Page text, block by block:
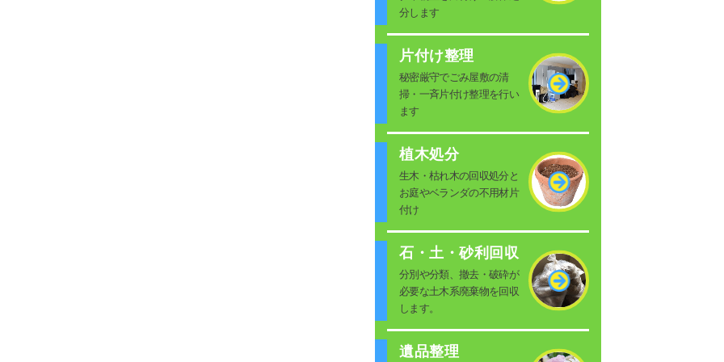
分します
片付け整理
秘密厳守でごみ屋敷の清
掃・一斉片付け整理を行い
ます
植木処分
生木・枯れ木の回収処分と
お庭やベランダの不用材片
付け
石・土・砂利回収
分別や分類、撤去・破砕が
必要な土木系廃棄物を回収
します。
遺品整理